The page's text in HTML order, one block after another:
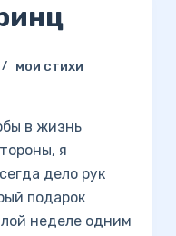
МОИ СТИХИ
в жизнь
я
дело рук
подарок
неделе одним